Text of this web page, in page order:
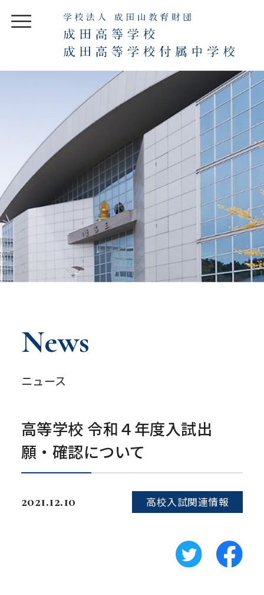
News
ニュース
高等学校 令和４年度入試出
願・確認について
2021.12.10 高校入試関連情報